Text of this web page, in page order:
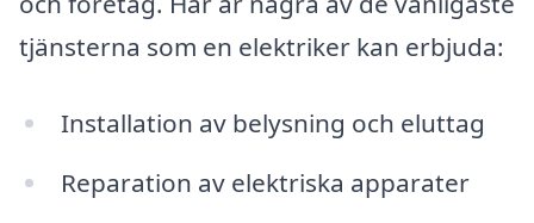
tjänsterna som en elektriker kan erbjuda:
Installation av belysning och eluttag
Reparation av elektriska apparater